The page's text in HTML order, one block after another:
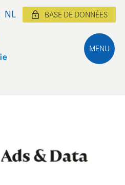
MENU
NL BASE DE DONNÉES